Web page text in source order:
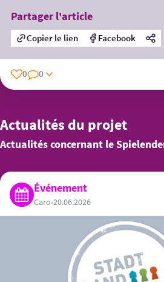
Partager l'article
Copier le lien Facebook
0 0
Actualités du projet
Actualités concernant le
Événement
Caro•20.06.2026